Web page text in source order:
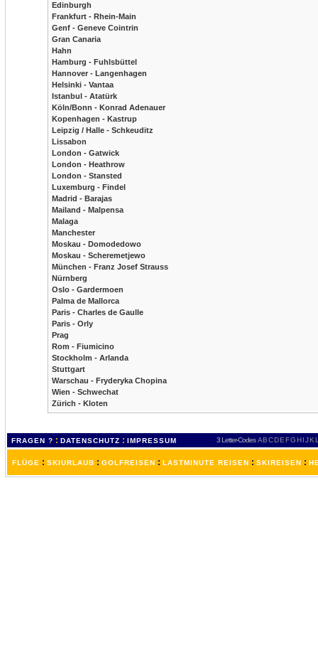
Edinburgh
Frankfurt - Rhein-Main
Genf - Geneve Cointrin
Gran Canaria
Hahn
Hamburg - Fuhlsbüttel
Hannover - Langenhagen
Helsinki - Vantaa
Istanbul - Atatürk
Köln/Bonn - Konrad Adenauer
Kopenhagen - Kastrup
Leipzig / Halle - Schkeuditz
Lissabon
London - Gatwick
London - Heathrow
London - Stansted
Luxemburg - Findel
Madrid - Barajas
Mailand - Malpensa
Malaga
Manchester
Moskau - Domodedowo
Moskau - Scheremetjewo
München - Franz Josef Strauss
Nürnberg
Oslo - Gardermoen
Palma de Mallorca
Paris - Charles de Gaulle
Paris - Orly
Prag
Rom - Fiumicino
Stockholm - Arlanda
Stuttgart
Warschau - Fryderyka Chopina
Wien - Schwechat
Zürich - Kloten
FRAGEN ? : DATENSCHUTZ : IMPRESSUM 3 Letter-Codes ABCDEFGH IJKL
FLÜGE : SKIURLAUB : GOLFREISEN : LASTMINUTE REISEN : SKIREISEN :